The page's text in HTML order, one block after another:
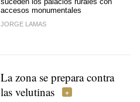
accesos monumentales
JORGE LAMAS
La zona se prepara contra
las velutinas